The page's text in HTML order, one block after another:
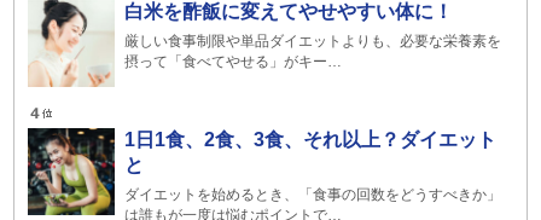
白米を酢飯に変えてやせやすい体に！
厳しい食事制限や単品ダイエットよりも、必要な栄養素を
摂って「食べてやせる」がキー…
1日1食、2食、3食、それ以上？ダイエット
と
ダイエットを始めるとき、「食事の回数をどうすべきか」
は誰もが一度は悩むポイントで…